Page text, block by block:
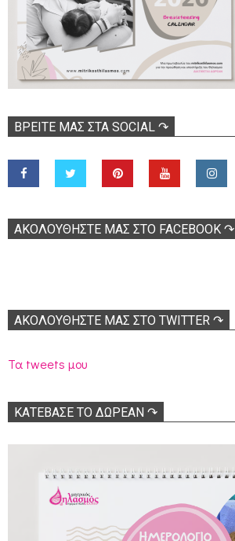
ΒΡΕΊΤΕ ΜΑΣ ΣΤΑ SOCIAL ↷
ΑΚΟΛOΥΘΉΣΤΕ ΜΑΣ ΣΤΟ FACEBOOK ↷
ΑΚΟΛΟΥΘΉΣΤΕ ΜΑΣ ΣΤΟ TWITTER ↷
Τα tweets μου
ΚΑΤΕΒΑΣΕ ΤΟ ΔΩΡΕΑΝ ↷